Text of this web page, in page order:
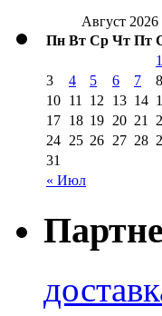
Август 2026
Пн Вт Ср Чт Пт
« Июл
1
3
4 5 6 7 8
10 11 12 13 14
17 18 19 20 21
24 25 26 27 28
31